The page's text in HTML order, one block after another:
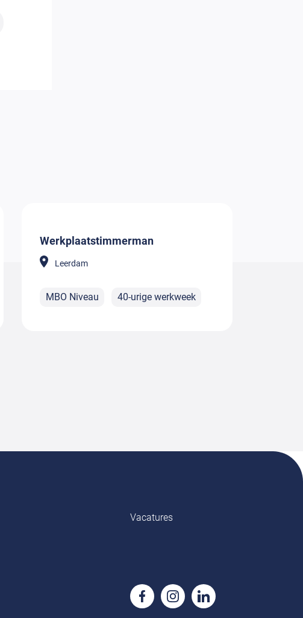
Werkplaatstimmerman
Leerdam
MBO Niveau 40-urige werkweek
Vacatures